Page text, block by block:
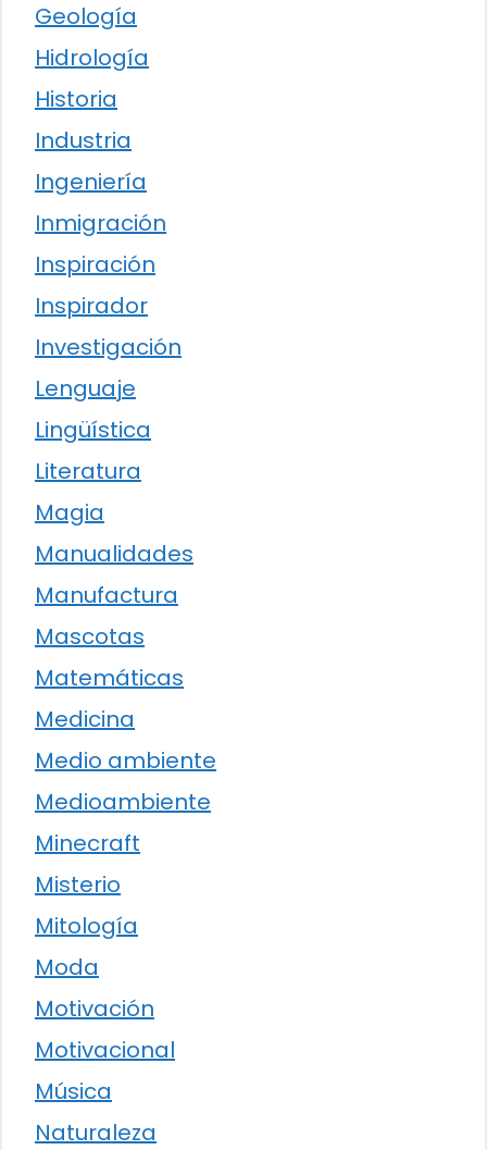
Geología
Hidrología
Historia
Industria
Ingeniería
Inmigración
Inspiración
Inspirador
Investigación
Lenguaje
Lingüística
Literatura
Magia
Manualidades
Manufactura
Mascotas
Matemáticas
Medicina
Medio ambiente
Medioambiente
Minecraft
Misterio
Mitología
Moda
Motivación
Motivacional
Música
Naturaleza